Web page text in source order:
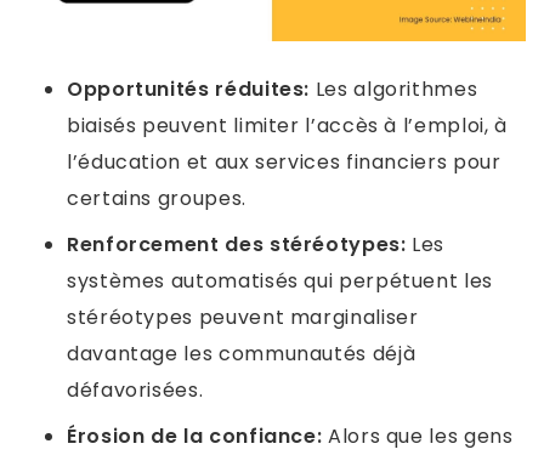
Opportunités réduites: Les algorithmes
biaisés peuvent limiter l’accès à l’emploi, à
l’éducation et aux services financiers pour
certains groupes.
Renforcement des stéréotypes: Les
systèmes automatisés qui perpétuent les
stéréotypes peuvent marginaliser
davantage les communautés déjà
défavorisées.
Érosion de la confiance: Alors que les gens